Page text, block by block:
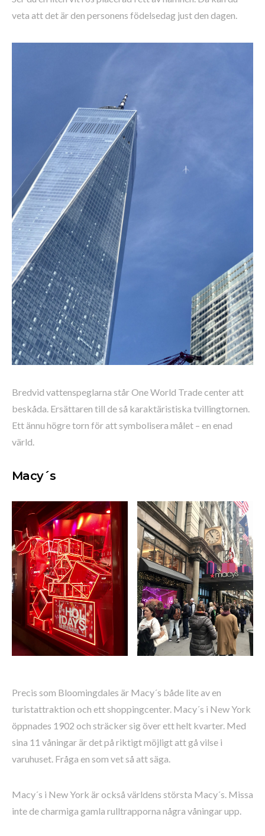
veta att det är den personens födelsedag just den dagen.
Bredvid vattenspeglarna står One World Trade center att
beskåda. Ersättaren till de så karaktäristiska tvillingtornen.
Ett ännu högre torn för att symbolisera målet – en enad
värld.
Macy´s
Precis som Bloomingdales är Macy´s både lite av en
turistattraktion och ett shoppingcenter. Macy´s i New York
öppnades 1902 och sträcker sig över ett helt kvarter. Med
sina 11 våningar är det på riktigt möjligt att gå vilse i
varuhuset. Fråga en som vet så att säga.
Macy´s i New York är också världens största Macy´s. Missa
inte de charmiga gamla rulltrapporna några våningar upp.